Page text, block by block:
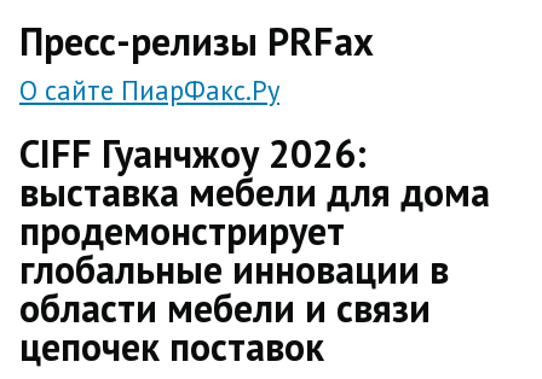
Пресс-релизы PRFax
О сайте ПиарФакс.Ру
CIFF Гуанчжоу 2026:
выставка мебели для дома
продемонстрирует
глобальные инновации в
области мебели и связи
цепочек поставок